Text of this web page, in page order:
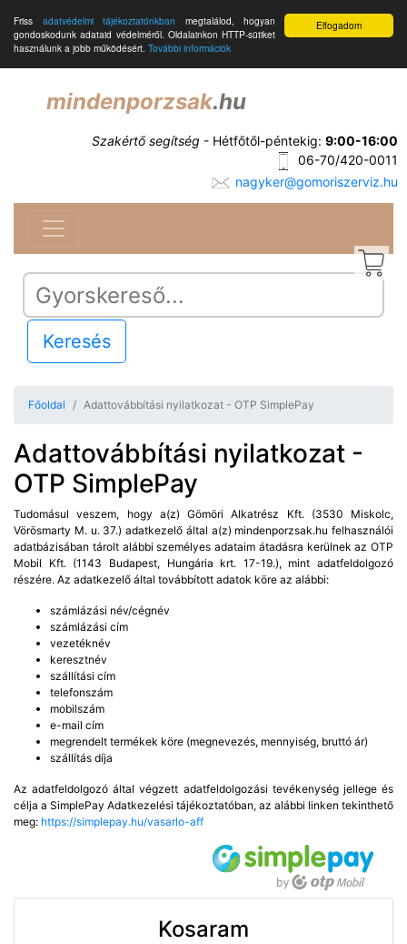
Elfogadom
Friss adatvédelmi tájékoztatónkban megtalálod, hogyan
gondoskodunk adataid védelméről. Oldalainkon HTTP-sütiket
használunk a jobb működésért. További információk
mindenporzsak.hu
Szakértő segítség - Hétfőtől-péntekig: 9:00-16:00
06-70/420-0011
nagyker@gomoriszerviz.hu
Keresés
Főoldal Adattovábbítási nyilatkozat - OTP SimplePay
Adattovábbítási nyilatkozat -
OTP SimplePay
Tudomásul veszem, hogy a(z) Gömöri Alkatrész Kft. (3530 Miskolc,
Vörösmarty M. u. 37.) adatkezelő által a(z) mindenporzsak.hu felhasználói
adatbázisában tárolt alábbi személyes adataim átadásra kerülnek az OTP
Mobil Kft. (1143 Budapest, Hungária krt. 17-19.), mint adatfeldolgozó
részére. Az adatkezelő által továbbított adatok köre az alábbi:
számlázási név/cégnév
számlázási cím
vezetéknév
keresztnév
szállítási cím
telefonszám
mobilszám
e-mail cím
megrendelt termékek köre (megnevezés, mennyiség, bruttó ár)
szállítás díja
Az adatfeldolgozó által végzett adatfeldolgozási tevékenység jellege és
célja a SimplePay Adatkezelési tájékoztatóban, az alábbi linken tekinthető
meg: https://simplepay.hu/vasarlo-aff
Kosaram